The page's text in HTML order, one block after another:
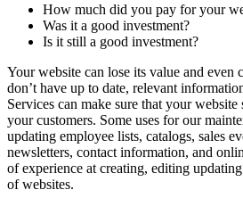
How much did you pay for your
Was it a good investment?
Is it still a good investment?
Your website can lose its value and even
don’t have up to date, relevant
Services can make sure that your
your customers. Some uses for our
updating employee lists, catalogs, sales
newsletters, contact information, and
of experience at creating, editing
of websites.